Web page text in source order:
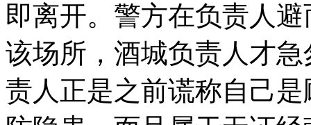
即离开。警方在负责人
该场所，酒城负责人才
责人正是之前谎称自己